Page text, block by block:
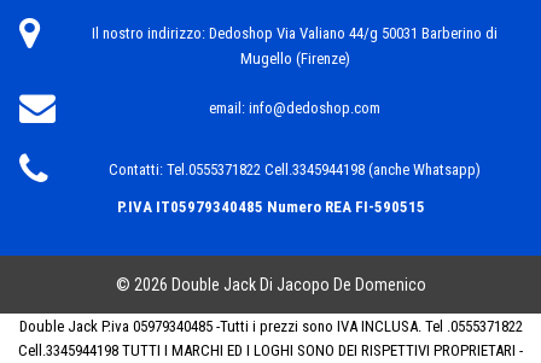
Il nostro indirizzo: Dedoshop Via Valiano 44/g 50031 Barberino di
Mugello (Firenze)
email: info@dedoshop.com
Contatti: Tel.0555371822 Cell.3345944198 (anche Whatsapp)
P.IVA IT05979340485 Numero REA FI-590515
© 2026 Double Jack Di Jacopo De Domenico
Double Jack P.iva 05979340485 -Tutti i prezzi sono IVA INCLUSA. Tel .0555371822
Cell.3345944198 TUTTI I MARCHI ED I LOGHI SONO DEI RISPETTIVI PROPRIETARI -